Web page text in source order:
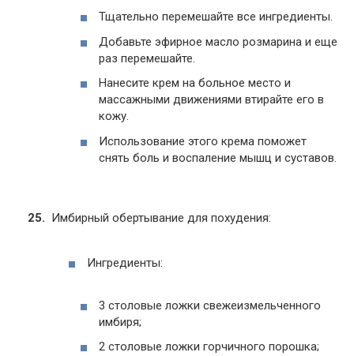
Тщательно перемешайте все ингредиенты.
Добавьте эфирное масло розмарина и еще
раз перемешайте.
Нанесите крем на больное место и
массажными движениями втирайте его в
кожу.
Использование этого крема поможет
снять боль и воспаление мышц и суставов.
Имбирный обертывание для похудения:
Ингредиенты:
3 столовые ложки свежеизмельченного
имбиря;
2 столовые ложки горчичного порошка;